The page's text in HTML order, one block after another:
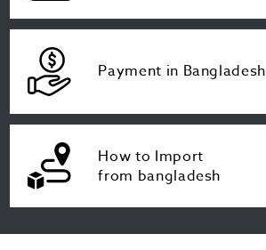
Payment in Bangladesh
How to Import
from bangladesh